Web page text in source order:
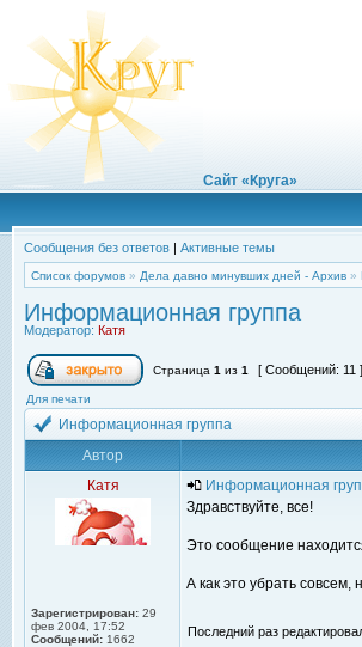
Сайт «Круга»
Сообщения без ответов | Активные темы
Список форумов » Дела давно минувших дней - Архив »
Информационная группа
Модератор: Катя
Страница 1 из 1 [ Сообщений: 11 ]
Для печати
Информационная группа
Автор
Катя
Зарегистрирован: 29
фев 2004, 17:52
Сообщений: 1662
Информационная
Здравствуйте, все!
Это сообщение
А как это убрать
Последний раз